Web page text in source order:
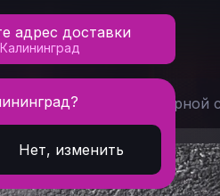
адрес доставки
Калининград
Нет, изменить
Напитки Морс из черной